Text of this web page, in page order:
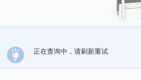
正在查询中，请刷新重试